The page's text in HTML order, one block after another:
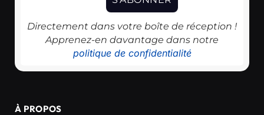
Directement dans votre boîte de réception !
Apprenez-en davantage dans notre
politique de confidentialité
À PROPOS